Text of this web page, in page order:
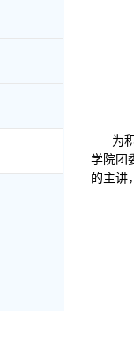
为
学院团
的主讲